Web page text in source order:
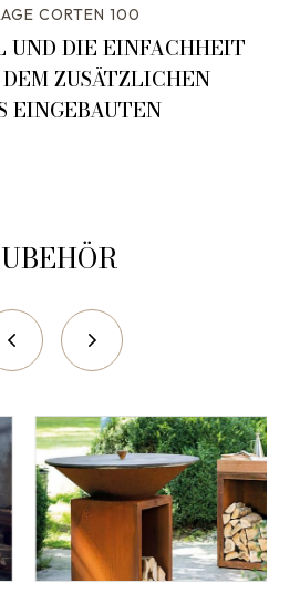
CORTEN 100
UND DIE EINFACHHEIT
ZUSÄTZLICHEN
EINGEBAUTEN